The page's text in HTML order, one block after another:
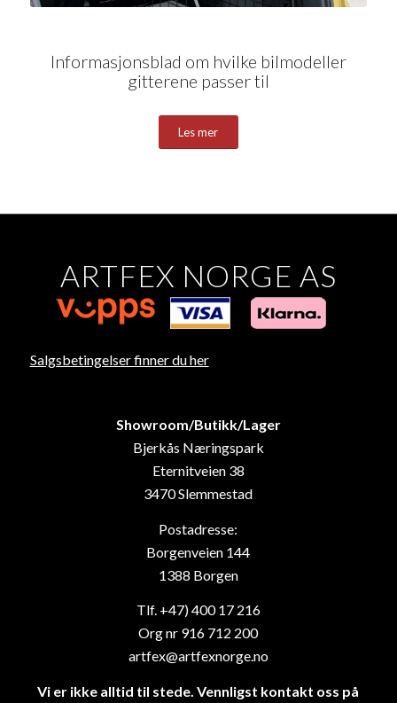
Informasjonsblad om hvilke bilmodeller
gitterene passer til
Les mer
ARTFEX NORGE AS
Salgsbetingelser finner du her
Showroom/Butikk/Lager
Bjerkås Næringspark
Eternitveien 38
3470 Slemmestad
Postadresse:
Borgenveien 144
1388 Borgen
Tlf. +47) 400 17 216
Org nr 916 712 200
artfex@artfexnorge.no
Vi er ikke alltid til stede. Vennligst kontakt oss på